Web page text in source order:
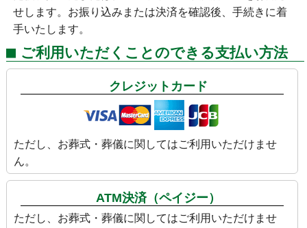
せします。お振り込みまたは決済を確認後、手続きに着
手いたします。
ご利用いただくことのできる支払い方法
クレジットカード
ただし、お葬式・葬儀に関してはご利用いただけませ
ん。
ATM決済（ペイジー）
ただし、お葬式・葬儀に関してはご利用いただけませ